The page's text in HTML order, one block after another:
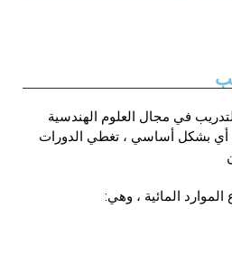
بعد التدرج
الجامعية
في مجال العلوم الهندسية
أي بشكل أساسي ، تغطي الدورات
المائية ، وهي: